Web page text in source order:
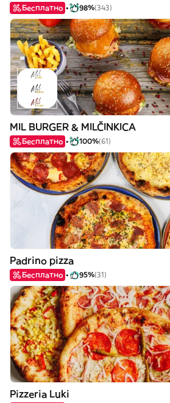
Бесплатно 98%(343)
MIL BURGER & MILČINKICA
Бесплатно 100%(61)
Padrino pizza
Бесплатно 95%(31)
Pizzeria Luki